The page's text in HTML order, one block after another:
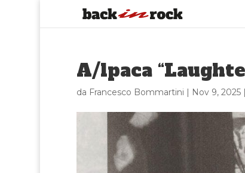
A/lpaca
da Francesco Bommartini | Nov 9, 2025|